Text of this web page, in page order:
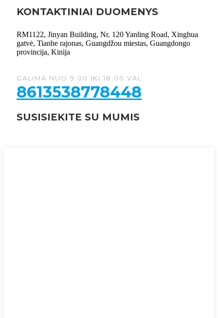
KONTAKTINIAI DUOMENYS
RM1122, Jinyan Building, Nr. 120 Yanling Road, Xinghua
gatvė, Tianhe rajonas, Guangdžou miestas, Guangdongo
provincija, Kinija
GALIMA NUO 9:00 IKI 18:00 VAL.
8613538778448
SUSISIEKITE SU MUMIS